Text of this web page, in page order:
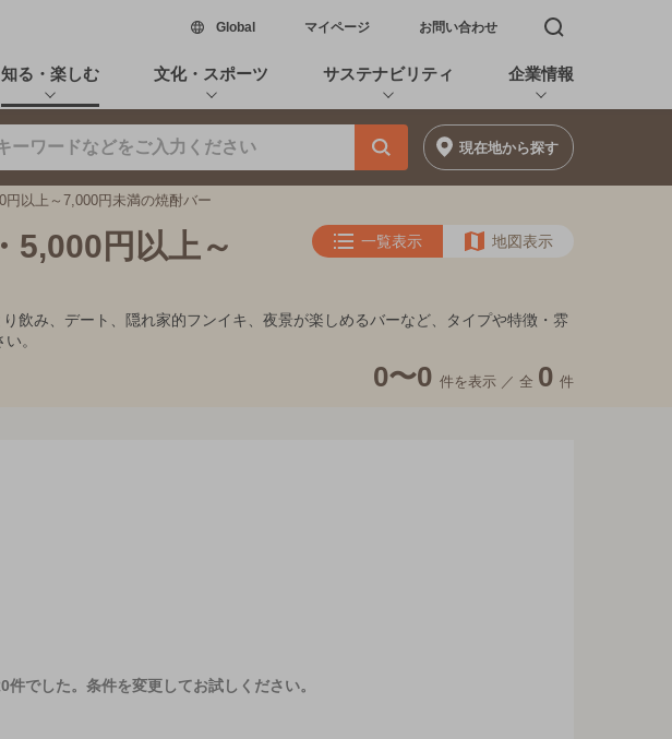
Global新しいウィンドウで開く
マイページ お問い合わせ 検索窓を開く
知る・楽しむ 文化・スポーツ サステナビリティ 企業情報
現在地から探す
以上～7,000円未満の焼酎バー
5,000円以上～
一覧表示 地図表示
飲み、デート、隠れ家的フンイキ、夜景が楽しめるバーなど、タイプや特徴・雰
。
0〜0 件を表示 ／ 全 0 件
件でした。 条件を変更してお試しください。